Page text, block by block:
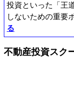
投資といった「王
しないための重要
る
不動産投資スク